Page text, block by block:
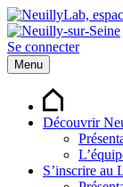
Se connecter
Menu
Découvrir
S’inscrire au